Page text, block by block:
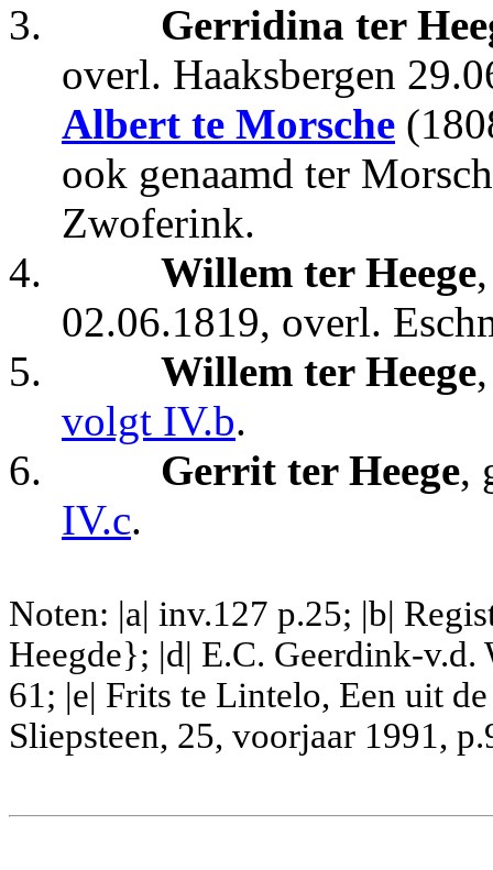
3.
Gerridina ter
overl. Haaksbergen
Albert te Morsche
ook genaamd ter
Zwoferink.
4.
Willem ter Heege
02.06.1819, overl.
5.
Willem ter Heege
volgt IV.b.
6.
Gerrit ter Heege,
IV.c.
Noten: |a| inv.127 p.25; |b|
Heegde}; |d| E.C. Geerdink-
61; |e| Frits te Lintelo, Een uit
Sliepsteen, 25, voorjaar 1991,